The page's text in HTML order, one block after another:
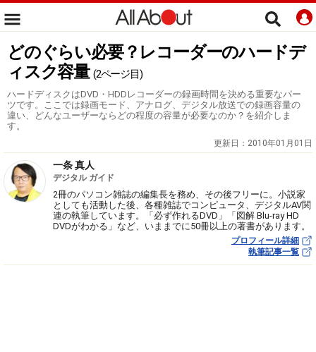
どのぐらい必要？レコーダーのハードデ
ィスク容量 (2ページ目)
ハードディスクはDVD・HDDレコーダーの録画時間を決める重要なパー
ツです。ここでは録画モード、アナログ、デジタル放送での録画容量の
違い、どんなユーザーならどの程度の容量が必要なのか？を紹介しま
す。
更新日： 2010年01月01日
一条 真人
デジタル ガイド
2冊のパソコン雑誌の編集長を務め、その後フリーに。小説家
としても活動した後、各種雑誌でコンピュータ、デジタルAV関
連の執筆しています。「必ず作れるDVD」「図解 Blu-ray HD
DVDがわかる」など、いままでに50冊以上の著書があります。
プロフィール詳細
執筆記事一覧